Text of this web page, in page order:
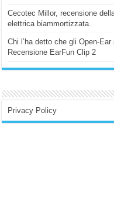
Cecotec Millor, recensione
elettrica biammortizzata.
Chi l’ha detto che gli Open-
Recensione EarFun Clip 2
Privacy Policy